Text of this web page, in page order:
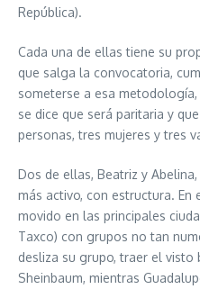
República).
Cada una de ellas tiene su
que salga la convocatoria,
someterse a esa
se dice que será paritaria y
personas, tres mujeres y tres
Dos de ellas, Beatriz y
más activo, con estructura. En
movido en las principales
Taxco) con grupos no tan
desliza su grupo, traer el visto
Sheinbaum, mientras